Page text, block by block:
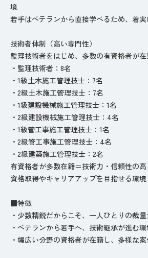
境
若手はベテランから直接学べるため、着
技術者体制（高い専門性）
監理技術者をはじめ、多数の有資格者が在
・監理技術者：8名
・1級土木施工管理技士：7名
・2級土木施工管理技士：7名
・1級建設機械施工管理技士：1名
・2級建設機械施工管理技士：4名
・1級管工事施工管理技士：1名
・2級管工事施工管理技士：4名
・2級建築施工管理技士：2名
有資格者が多数在籍＝技術力・信頼性の
資格取得やキャリアアップを目指せる環境
■特徴
・少数精鋭だからこそ、一人ひとりの裁
・ベテランから若手へ、技術継承が進む
・幅広い分野の資格者が在籍し、多様な